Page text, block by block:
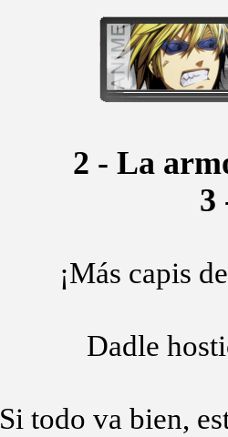
2 - La
3
¡Más capis
Dadle
Si todo va bien,